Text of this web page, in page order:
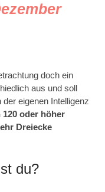
doch ein
aus und soll
der eigenen Intelligenz
120 oder höher
Dreiecke
du?